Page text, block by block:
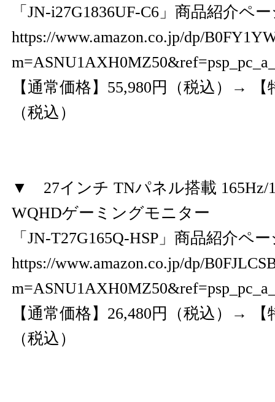
「JN-i27G1836UF-C6」商品紹介ペ
https://www.amazon.co.jp/dp/
【通常価格】55,980円（税込）→ 【
（税込）
▼ 27インチ TNパネル搭載 165Hz/
WQHDゲーミングモニター
「JN-T27G165Q-HSP」商品紹介ペ
https://www.amazon.co.jp/dp/
【通常価格】26,480円（税込）→ 【
（税込）